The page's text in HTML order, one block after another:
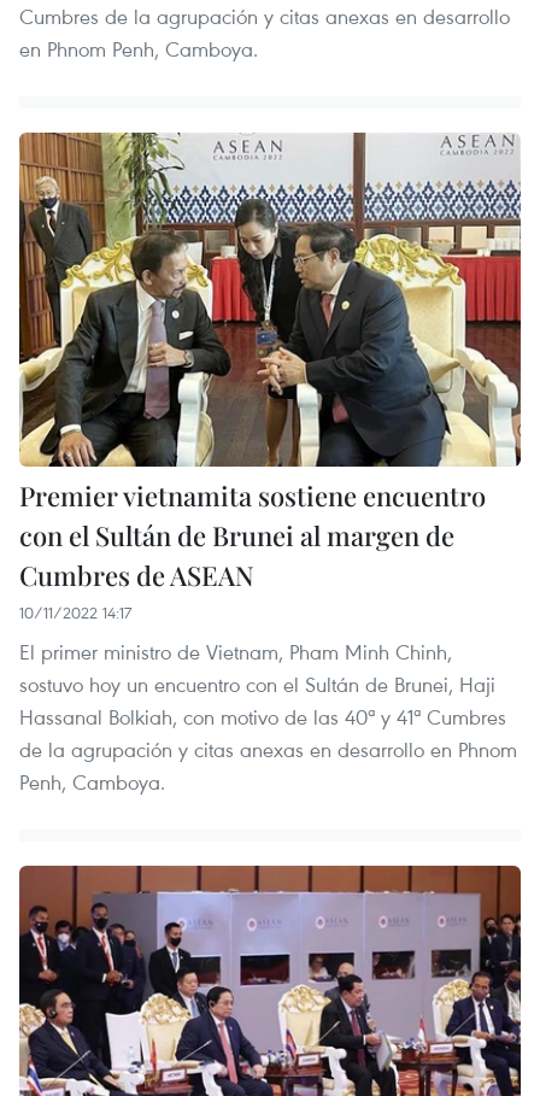
Cumbres de la agrupación y citas anexas en desarrollo
en Phnom Penh, Camboya.
Premier vietnamita sostiene encuentro
con el Sultán de Brunei al margen de
Cumbres de ASEAN
10/11/2022 14:17
El primer ministro de Vietnam, Pham Minh Chinh,
sostuvo hoy un encuentro con el Sultán de Brunei, Haji
Hassanal Bolkiah, con motivo de las 40ª y 41ª Cumbres
de la agrupación y citas anexas en desarrollo en Phnom
Penh, Camboya.